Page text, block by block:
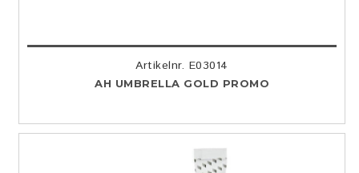
Artikelnr. E03014
AH UMBRELLA GOLD PROMO